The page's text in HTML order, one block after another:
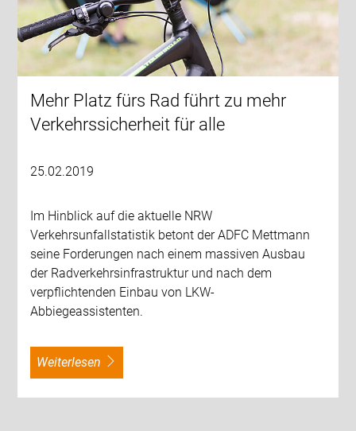
Mehr Platz fürs Rad führt zu mehr
Verkehrssicherheit für alle
25.02.2019
Im Hinblick auf die aktuelle NRW
Verkehrsunfallstatistik betont der ADFC Mettmann
seine Forderungen nach einem massiven Ausbau
der Radverkehrsinfrastruktur und nach dem
verpflichtenden Einbau von LKW-
Abbiegeassistenten.
weiterlesen